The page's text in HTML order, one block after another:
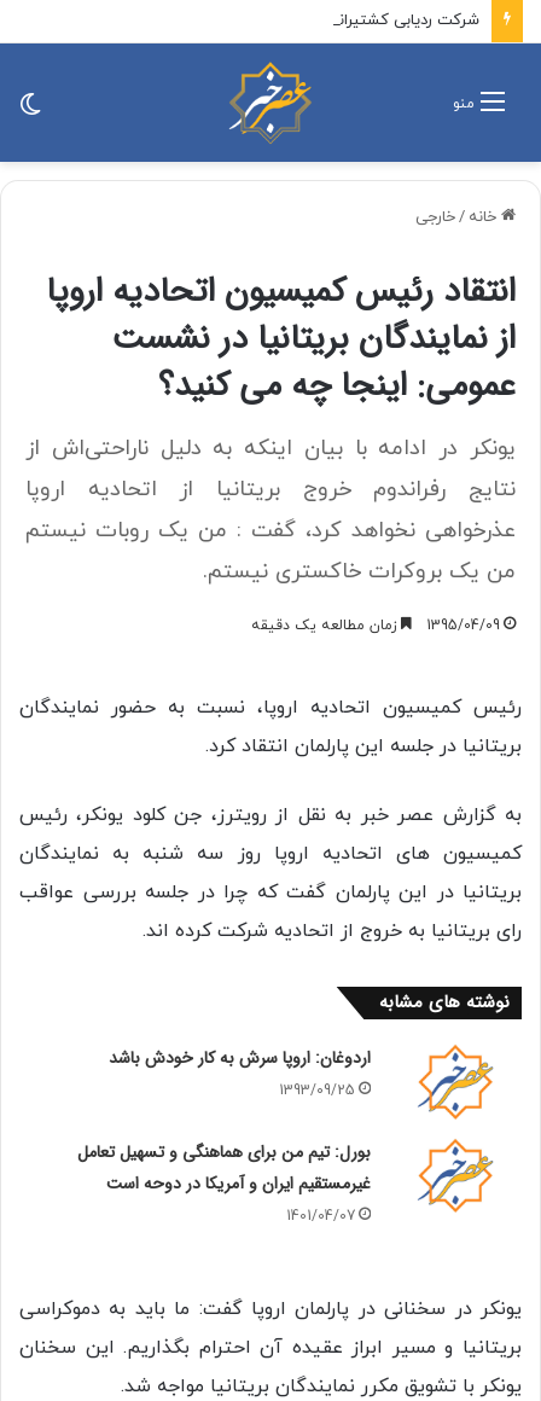
منو
خانه /خارجی
انتقاد رئیس کمیسیون اتحادیه اروپا
از نمایندگان بریتانیا در نشست
عمومی: اینجا چه می کنید؟
یونکر در ادامه با بیان اینکه به دلیل ناراحتی‌اش از
نتایج رفراندوم خروج بریتانیا از اتحادیه اروپا
عذرخواهی نخواهد کرد، گفت : من یک روبات نیستم
من یک بروکرات خاکستری نیستم.
1395/04/09 زمان مطالعه یک دقیقه
رئیس کمیسیون اتحادیه اروپا، نسبت به حضور نمایندگان
بریتانیا در جلسه این پارلمان انتقاد کرد.
به گزارش عصر خبر به نقل از رویترز، جن کلود یونکر، رئیس
کمیسیون های اتحادیه اروپا روز سه شنبه به نمایندگان
بریتانیا در این پارلمان گفت که چرا در جلسه بررسی عواقب
رای بریتانیا به خروج از اتحادیه شرکت کرده اند.
نوشته های مشابه
اردوغان: اروپا سرش به کار خودش باشد
1393/09/25
بورل: تیم من برای هماهنگی و تسهیل تعامل
غیرمستقیم ایران و آمریکا در دوحه است
1401/04/07
یونکر در سخنانی در پارلمان اروپا گفت: ما باید به دموکراسی
بریتانیا و مسیر ابراز عقیده آن احترام بگذاریم. این سخنان
یونکر با تشویق مکرر نمایندگان بریتانیا مواجه شد.